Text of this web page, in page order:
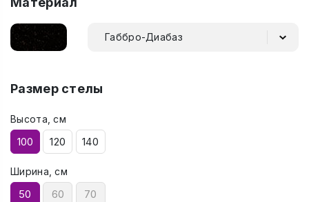
Габбро-Диабаз
Размер стелы
Высота, см
100 120 140
Ширина, см
50 60 70